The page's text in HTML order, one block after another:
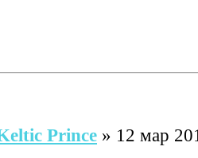
Prince » 12 мар